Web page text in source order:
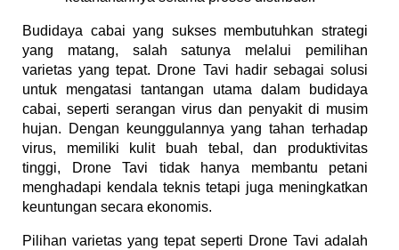
Budidaya cabai yang sukses membutuhkan strategi
yang matang, salah satunya melalui pemilihan
varietas yang tepat. Drone Tavi hadir sebagai solusi
untuk mengatasi tantangan utama dalam budidaya
cabai, seperti serangan virus dan penyakit di musim
hujan. Dengan keunggulannya yang tahan terhadap
virus, memiliki kulit buah tebal, dan produktivitas
tinggi, Drone Tavi tidak hanya membantu petani
menghadapi kendala teknis tetapi juga meningkatkan
keuntungan secara ekonomis.
Pilihan varietas yang tepat seperti Drone Tavi adalah